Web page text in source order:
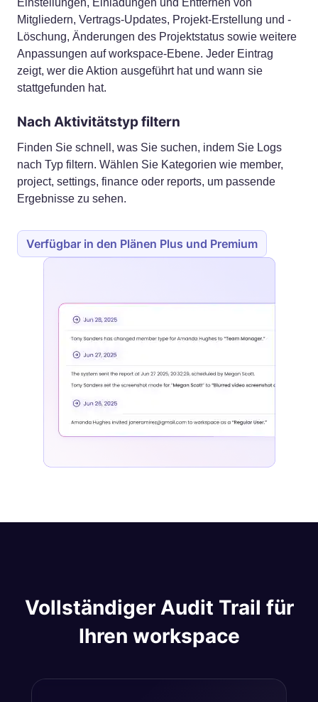
Einstellungen, Einladungen und Entfernen von
Mitgliedern, Vertrags-Updates, Projekt-Erstellung und -
Löschung, Änderungen des Projektstatus sowie weitere
Anpassungen auf workspace-Ebene. Jeder Eintrag
zeigt, wer die Aktion ausgeführt hat und wann sie
stattgefunden hat.
Nach Aktivitätstyp filtern
Finden Sie schnell, was Sie suchen, indem Sie Logs
nach Typ filtern. Wählen Sie Kategorien wie member,
project, settings, finance oder reports, um passende
Ergebnisse zu sehen.
Verfügbar in den Plänen Plus und Premium
Vollständiger Audit Trail für
Ihren workspace